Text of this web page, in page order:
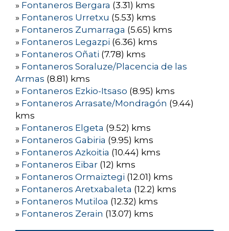
» Fontaneros Bergara (3.31) kms
» Fontaneros Urretxu (5.53) kms
» Fontaneros Zumarraga (5.65) kms
» Fontaneros Legazpi (6.36) kms
» Fontaneros Oñati (7.78) kms
» Fontaneros Soraluze/Placencia de las
Armas (8.81) kms
» Fontaneros Ezkio-Itsaso (8.95) kms
» Fontaneros Arrasate/Mondragón (9.44)
kms
» Fontaneros Elgeta (9.52) kms
» Fontaneros Gabiria (9.95) kms
» Fontaneros Azkoitia (10.44) kms
» Fontaneros Eibar (12) kms
» Fontaneros Ormaiztegi (12.01) kms
» Fontaneros Aretxabaleta (12.2) kms
» Fontaneros Mutiloa (12.32) kms
» Fontaneros Zerain (13.07) kms